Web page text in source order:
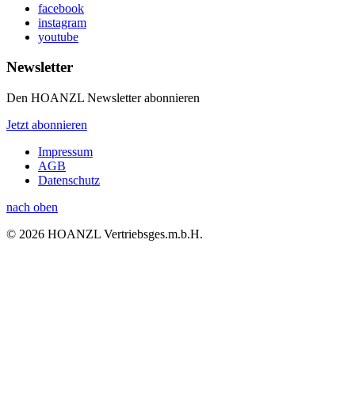
facebook
instagram
youtube
Newsletter
Den HOANZL Newsletter abonnieren
Jetzt abonnieren
Impressum
AGB
Datenschutz
nach oben
© 2026 HOANZL Vertriebsges.m.b.H.